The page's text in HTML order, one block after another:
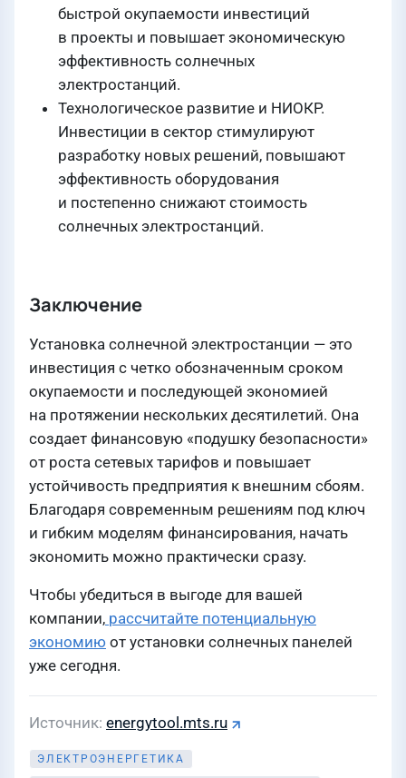
быстрой окупаемости инвестиций
в проекты и повышает экономическую
эффективность солнечных
электростанций.
Технологическое развитие и НИОКР.
Инвестиции в сектор стимулируют
разработку новых решений, повышают
эффективность оборудования
и постепенно снижают стоимость
солнечных электростанций.
Заключение
Установка солнечной электростанции — это
инвестиция с четко обозначенным сроком
окупаемости и последующей экономией
на протяжении нескольких десятилетий. Она
создает финансовую «подушку безопасности»
от роста сетевых тарифов и повышает
устойчивость предприятия к внешним сбоям.
Благодаря современным решениям под ключ
и гибким моделям финансирования, начать
экономить можно практически сразу.
Чтобы убедиться в выгоде для вашей
компании, рассчитайте потенциальную
экономию от установки солнечных панелей
уже сегодня.
Источник energytool.mts.ru
ЭЛЕКТРОЭНЕРГЕТИКА